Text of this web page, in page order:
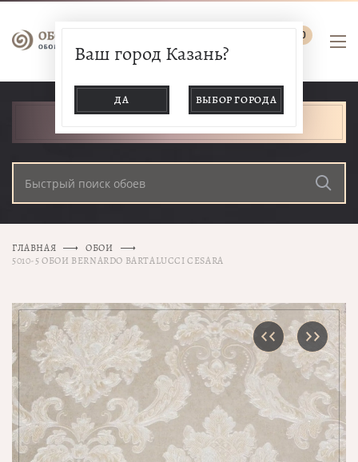
0
Ваш город Казань?
ДА ВЫБОР ГОРОДА
ГЛАВНАЯ
ОБОИ
5010-5 ОБОИ BERNARDO BARTALUCCI CESARA